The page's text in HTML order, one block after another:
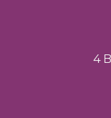
4